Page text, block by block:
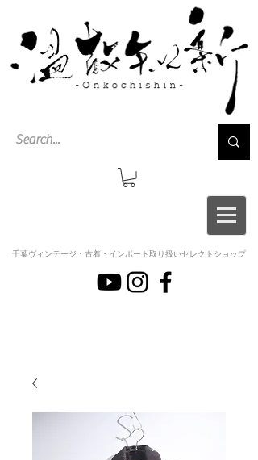
千葉ヴィンテージ・古着・インポート取り扱いセレクトショップ